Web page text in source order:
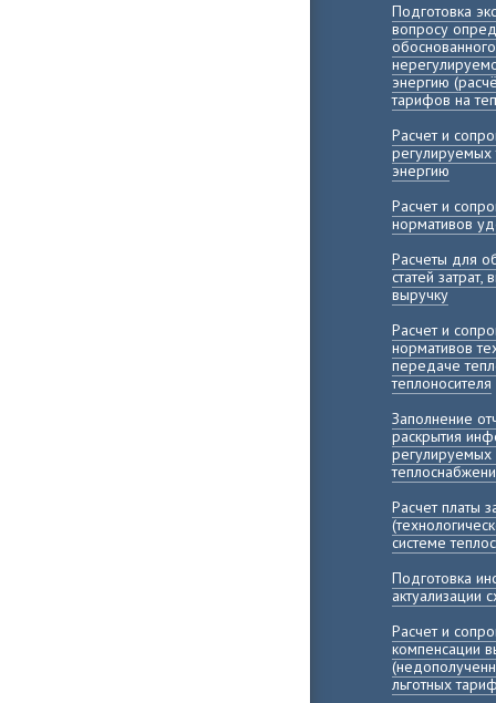
Подготовка
вопросу
энергию
тарифов на
Расчет и
энергию
Расчет и
нормативов
Расчеты для
статей
выручку
Расчет и
нормативов
передаче
теплоносителя
Заполнение
раскрытия
Расчет платы
системе
Подготовка
актуализации
Расчет и
компенсации
льготных